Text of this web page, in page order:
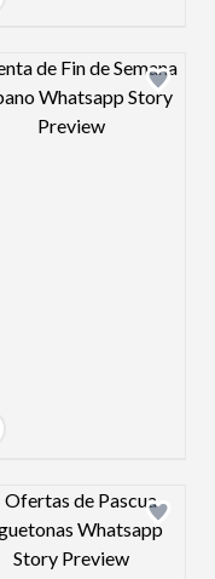
Design preview
Design preview